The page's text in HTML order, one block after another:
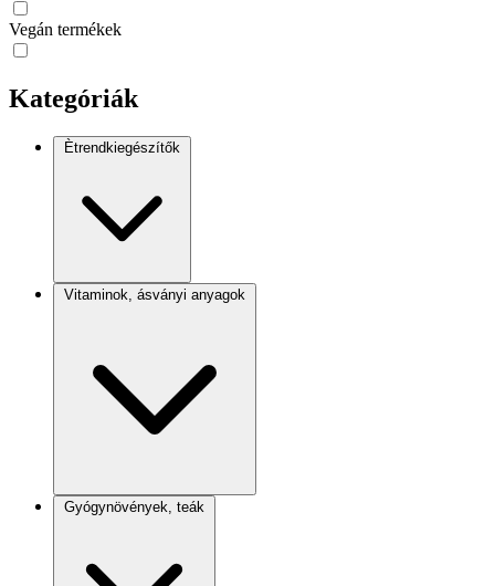
Vegán termékek
Kategóriák
Ètrendkiegészítők
Vitaminok, ásványi anyagok
Gyógynövények, teák